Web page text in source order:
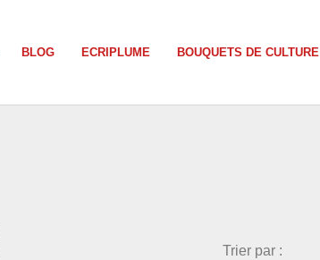
BLOG ECRIPLUME BOUQUETS DE CULTURE
Trier par :